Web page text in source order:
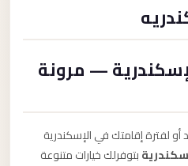
— مرونة
لفترة إقامتك في الإسكندرية
بتوفرلك خيارات متنوعة